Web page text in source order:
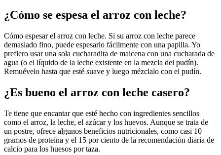
¿Cómo se espesa el arroz con leche?
Cómo espesar el arroz con leche. Si su arroz con leche parece
demasiado fino, puede espesarlo fácilmente con una papilla. Yo
prefiero usar una sola cucharadita de maicena con una cucharada de
agua (o el líquido de la leche existente en la mezcla del pudín).
Remuévelo hasta que esté suave y luego mézclalo con el pudín.
¿Es bueno el arroz con leche casero?
Te tiene que encantar que esté hecho con ingredientes sencillos
como el arroz, la leche, el azúcar y los huevos. Aunque se trata de
un postre, ofrece algunos beneficios nutricionales, como casi 10
gramos de proteína y el 15 por ciento de la recomendación diaria de
calcio para los huesos por taza.